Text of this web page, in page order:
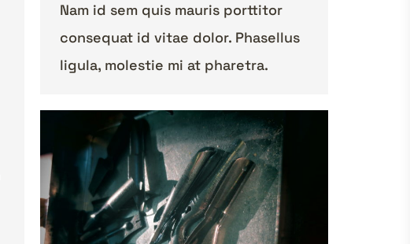
Nam id sem quis mauris porttitor
consequat id vitae dolor. Phasellus
ligula, molestie mi at pharetra.